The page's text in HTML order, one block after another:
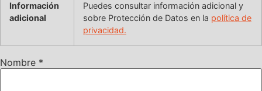
Información
adicional
Puedes consultar información adicional y
sobre Protección de Datos en la política de
privacidad.
Nombre *